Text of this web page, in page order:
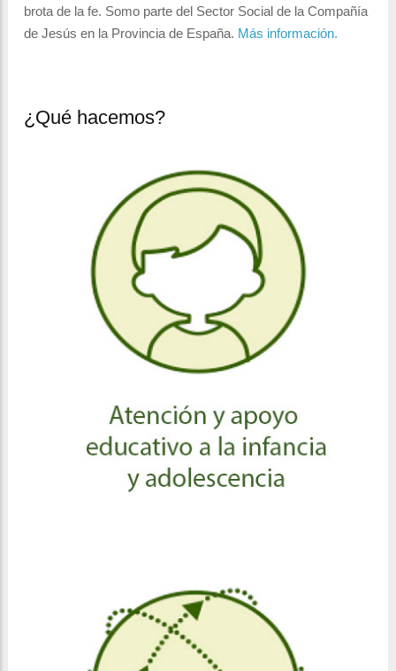
brota de la fe. Somo parte del Sector Social de la Compañía
de Jesús en la Provincia de España. Más información.
¿Qué hacemos?